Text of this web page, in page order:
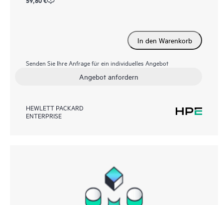
In den Warenkorb
Senden Sie Ihre Anfrage für ein individuelles Angebot
Angebot anfordern
HEWLETT PACKARD
ENTERPRISE